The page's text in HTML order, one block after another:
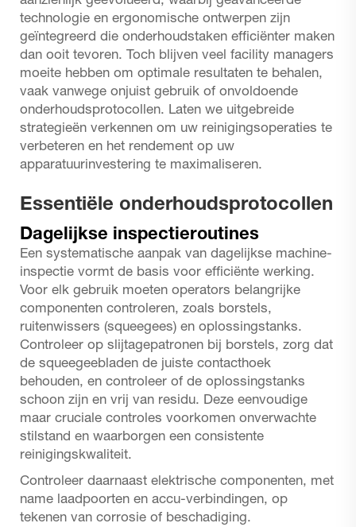
technologie en ergonomische ontwerpen zijn
geïntegreerd die onderhoudstaken efficiënter maken
dan ooit tevoren. Toch blijven veel facility managers
moeite hebben om optimale resultaten te behalen,
vaak vanwege onjuist gebruik of onvoldoende
onderhoudsprotocollen. Laten we uitgebreide
strategieën verkennen om uw reinigingsoperaties te
verbeteren en het rendement op uw
apparatuurinvestering te maximaliseren.
Essentiële onderhoudsprotocollen
Dagelijkse inspectieroutines
Een systematische aanpak van dagelijkse machine-
inspectie vormt de basis voor efficiënte werking.
Voor elk gebruik moeten operators belangrijke
componenten controleren, zoals borstels,
ruitenwissers (squeegees) en oplossingstanks.
Controleer op slijtagepatronen bij borstels, zorg dat
de squeegeebladen de juiste contacthoek
behouden, en controleer of de oplossingstanks
schoon zijn en vrij van residu. Deze eenvoudige
maar cruciale controles voorkomen onverwachte
stilstand en waarborgen een consistente
reinigingskwaliteit.
Controleer daarnaast elektrische componenten, met
name laadpoorten en accu-verbindingen, op
tekenen van corrosie of beschadiging.